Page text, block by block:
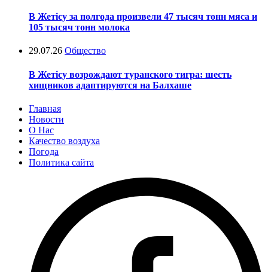
В Жетісу за полгода произвели 47 тысяч тонн мяса и
105 тысяч тонн молока
29.07.26 Общество
В Жетісу возрождают туранского тигра: шесть
хищников адаптируются на Балхаше
Главная
Новости
О Нас
Качество воздуха
Погода
Политика сайта